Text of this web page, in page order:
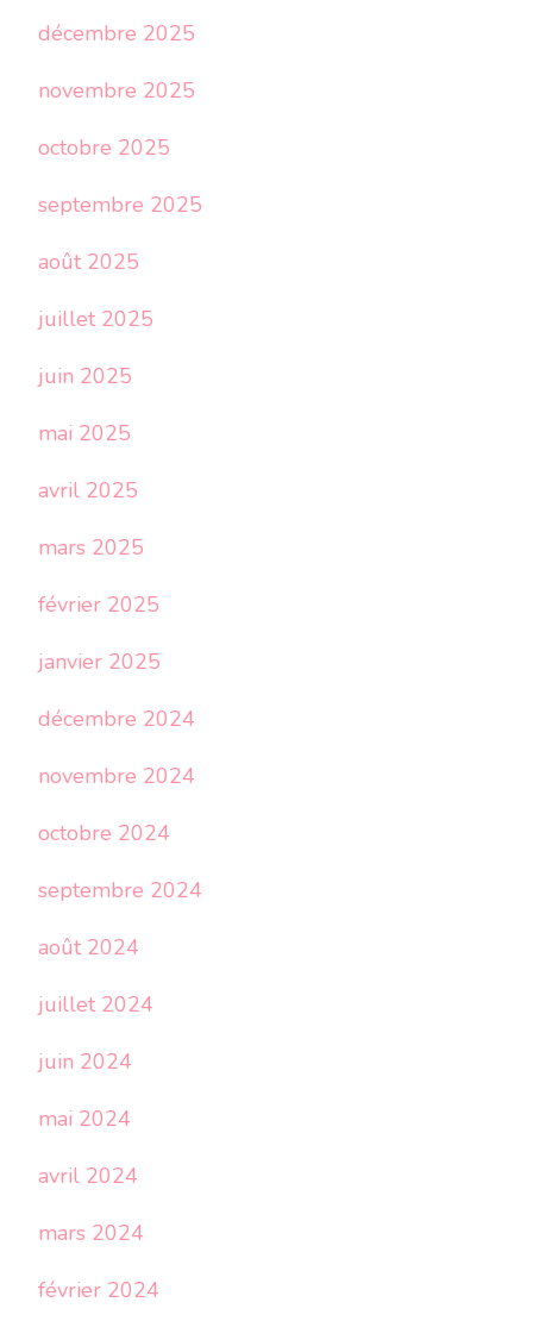
décembre 2025
novembre 2025
octobre 2025
septembre 2025
août 2025
juillet 2025
juin 2025
mai 2025
avril 2025
mars 2025
février 2025
janvier 2025
décembre 2024
novembre 2024
octobre 2024
septembre 2024
août 2024
juillet 2024
juin 2024
mai 2024
avril 2024
mars 2024
février 2024